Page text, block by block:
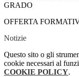
GRADO
OFFERTA
Notizie
Questo sito o gli
cookie necessari al
COOKIE POLICY.